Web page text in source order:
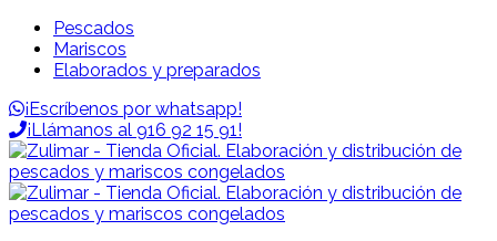
Pescados
Mariscos
Elaborados y preparados
¡Escríbenos por whatsapp!
¡Llámanos al 916 92 15 91!